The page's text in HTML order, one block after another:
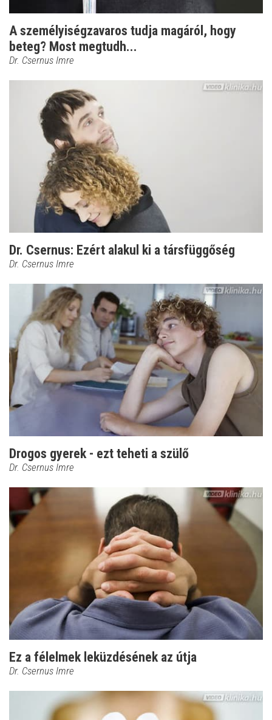
A személyiségzavaros tudja magáról, hogy
beteg? Most megtudh...
Dr. Csernus Imre
Dr. Csernus: Ezért alakul ki a társfüggőség
Dr. Csernus Imre
Drogos gyerek - ezt teheti a szülő
Dr. Csernus Imre
Ez a félelmek leküzdésének az útja
Dr. Csernus Imre